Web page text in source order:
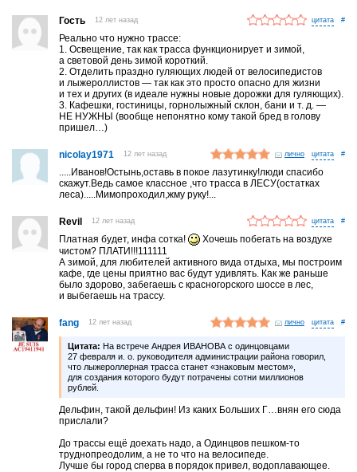
Гость 12 лет назад #
Реально что нужно трассе:
1. Освещение, так как трасса функционирует и зимой,
а световой день зимой короткий.
2. Отделить праздно гуляющих людей от велосипедистов
и лыжероллистов — так как это просто опасно для жизни
и тех и других (в идеале нужны новые дорожки для гуляющих).
3. Кафешки, гостиницы, горнолыжный склон, бани и т. д. —
НЕ НУЖНЫ (вообще непонятно кому такой бред в голову
пришел…)
nicolay1971 12 лет назад лично #
.....Иванов!Остынь,оставь в покое лазутинку!люди спасибо
скажут.Ведь самое классное ,что трасса в ЛЕСУ(остатках
леса).....Мимопроходил,жму руку!...
Revil 12 лет назад #
Платная будет, инфа сотка!
Хочешь побегать на воздухе
чистом? ПЛАТИ!!!111111
А зимой, для любителей активного вида отдыха, мы построим
кафе, где цены приятно вас будут удивлять. Как же раньше
было здорово, забегаешь с красногорского шоссе в лес,
и выбегаешь на трассу.
fang 12 лет назад лично #
Цитата: На встрече Андрея ИВАНОВА с одинцовцами
27 февраля и. о. руководителя администрации района говорил,
что лыжероллерная трасса станет «знаковым местом»,
для создания которого будут потрачены сотни миллионов
рублей.
Дельфин, такой дельфин! Из каких Больших Г…внян его сюда
прислали?
До трассы ещё доехать надо, а Одинцвов пешком-то
труднопреодолим, а не то что на велосипеде.
Лучше бы город сперва в порядок привел, водоплавающее.